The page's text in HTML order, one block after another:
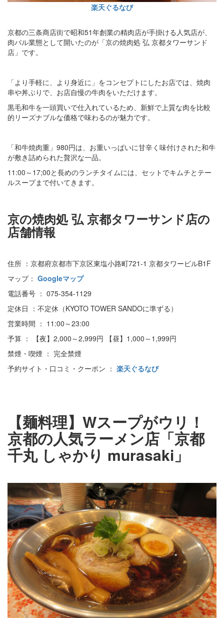
楽天ぐるなび
京都の三条商店街で昭和51年創業の精肉店が手掛ける人気店が、
肉バル業態として開いたのが「京の焼肉処 弘 京都タワーサンド
店」です。
「より手軽に、より身近に」をコンセプトにしたお店では、焼肉
串や丼ぶりで、お店自慢の牛肉をいただけます。
黒毛和牛を一頭買いで仕入れているため、新鮮で上質な肉を比較
的リーズナブルな価格で味わるのが魅力です。
「和牛焼肉重」980円は、お重いっぱいに甘辛く味付けされた和牛
が敷き詰められた贅沢な一品。
11:00～17;00と長めのランチタイムには、セットでキムチとテー
ルスープまで付いてきます。
京の焼肉処 弘 京都タワーサンド店の
店舗情報
住所 ：京都府京都市下京区東塩小路町721-1 京都タワービルB1F
マップ： Googleマップ
電話番号 ： 075-354-1129
定休日 ：不定休（KYOTO TOWER SANDOに準ずる）
営業時間 ： 11:00～23:00
予算 ： 【夜】2,000～2,999円 【昼】1,000～1,999円
禁煙・喫煙 ： 完全禁煙
予約サイト・口コミ・クーポン ： 楽天ぐるなび
【麺料理】Wスープがウリ！
京都の人気ラーメン店「京都
千丸 しゃかり murasaki」